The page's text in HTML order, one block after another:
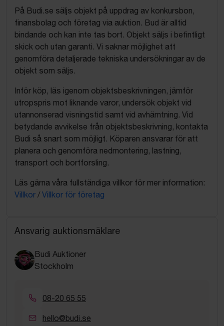
På Budi.se säljs objekt på uppdrag av konkursbon,
finansbolag och företag via auktion. Bud är alltid
bindande och kan inte tas bort. Objekt säljs i befintligt
skick och utan garanti. Vi saknar möjlighet att
genomföra detaljerade tekniska undersökningar av de
objekt som säljs.
Inför köp, läs igenom objektsbeskrivningen, jämför
utropspris mot liknande varor, undersök objekt vid
utannonserad visningstid samt vid avhämtning. Vid
betydande avvikelse från objektsbeskrivning, kontakta
Budi så snart som möjligt. Köparen ansvarar för att
planera och genomföra nedmontering, lastning,
transport och bortforsling.
Läs gärna våra fullständiga villkor för mer information:
Villkor / Villkor för företag
Ansvarig auktionsmäklare
Budi Auktioner
Stockholm
08-20 65 55
hello@budi.se